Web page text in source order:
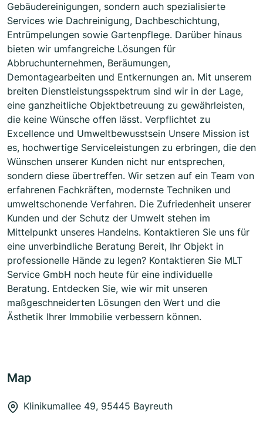
Gebäudereinigungen, sondern auch spezialisierte
Services wie Dachreinigung, Dachbeschichtung,
Entrümpelungen sowie Gartenpflege. Darüber hinaus
bieten wir umfangreiche Lösungen für
Abbruchunternehmen, Beräumungen,
Demontagearbeiten und Entkernungen an. Mit unserem
breiten Dienstleistungsspektrum sind wir in der Lage,
eine ganzheitliche Objektbetreuung zu gewährleisten,
die keine Wünsche offen lässt. Verpflichtet zu
Excellence und Umweltbewusstsein Unsere Mission ist
es, hochwertige Serviceleistungen zu erbringen, die den
Wünschen unserer Kunden nicht nur entsprechen,
sondern diese übertreffen. Wir setzen auf ein Team von
erfahrenen Fachkräften, modernste Techniken und
umweltschonende Verfahren. Die Zufriedenheit unserer
Kunden und der Schutz der Umwelt stehen im
Mittelpunkt unseres Handelns. Kontaktieren Sie uns für
eine unverbindliche Beratung Bereit, Ihr Objekt in
professionelle Hände zu legen? Kontaktieren Sie MLT
Service GmbH noch heute für eine individuelle
Beratung. Entdecken Sie, wie wir mit unseren
maßgeschneiderten Lösungen den Wert und die
Ästhetik Ihrer Immobilie verbessern können.
Map
Klinikumallee 49, 95445 Bayreuth